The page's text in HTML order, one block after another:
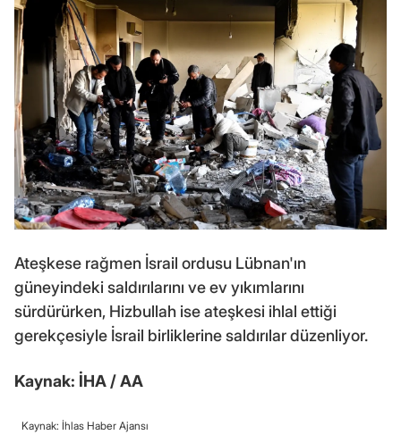
Ateşkese rağmen İsrail ordusu Lübnan'ın
güneyindeki saldırılarını ve ev yıkımlarını
sürdürürken, Hizbullah ise ateşkesi ihlal ettiği
gerekçesiyle İsrail birliklerine saldırılar düzenliyor.
Kaynak: İHA / AA
Kaynak: İhlas Haber Ajansı